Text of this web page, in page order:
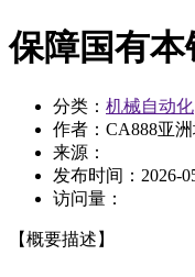
保障国有
分类： 机械自动化
作者：CA888亚
来源：
发布时间： 2026-
访问量：
【概要描述】